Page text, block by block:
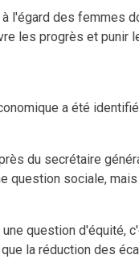
l'égard des femmes
les progrès et punir
a été
du secrétaire
question sociale,
question d'équité,
la réduction des